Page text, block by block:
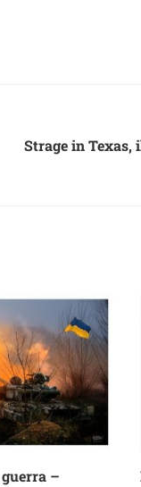
Strage in Texas,
–